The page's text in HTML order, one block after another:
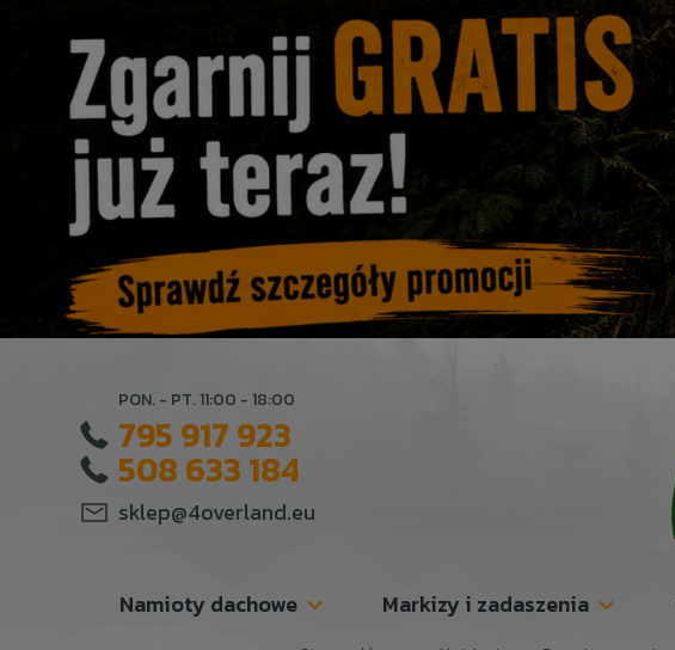
PON. - PT. 11:00 - 18:00
795 917 923
508 633 184
sklep@4overland.eu
Namioty dachowe Markizy i zadaszenia